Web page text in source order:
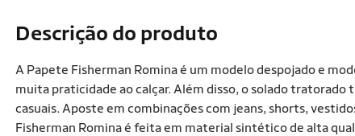
Descrição do produto
A Papete Fisherman Romina é um modelo despojado e
muita praticidade ao calçar. Além disso, o solado tratorado
casuais. Aposte em combinações com jeans, shorts,
Fisherman Romina é feita em material sintético de alta